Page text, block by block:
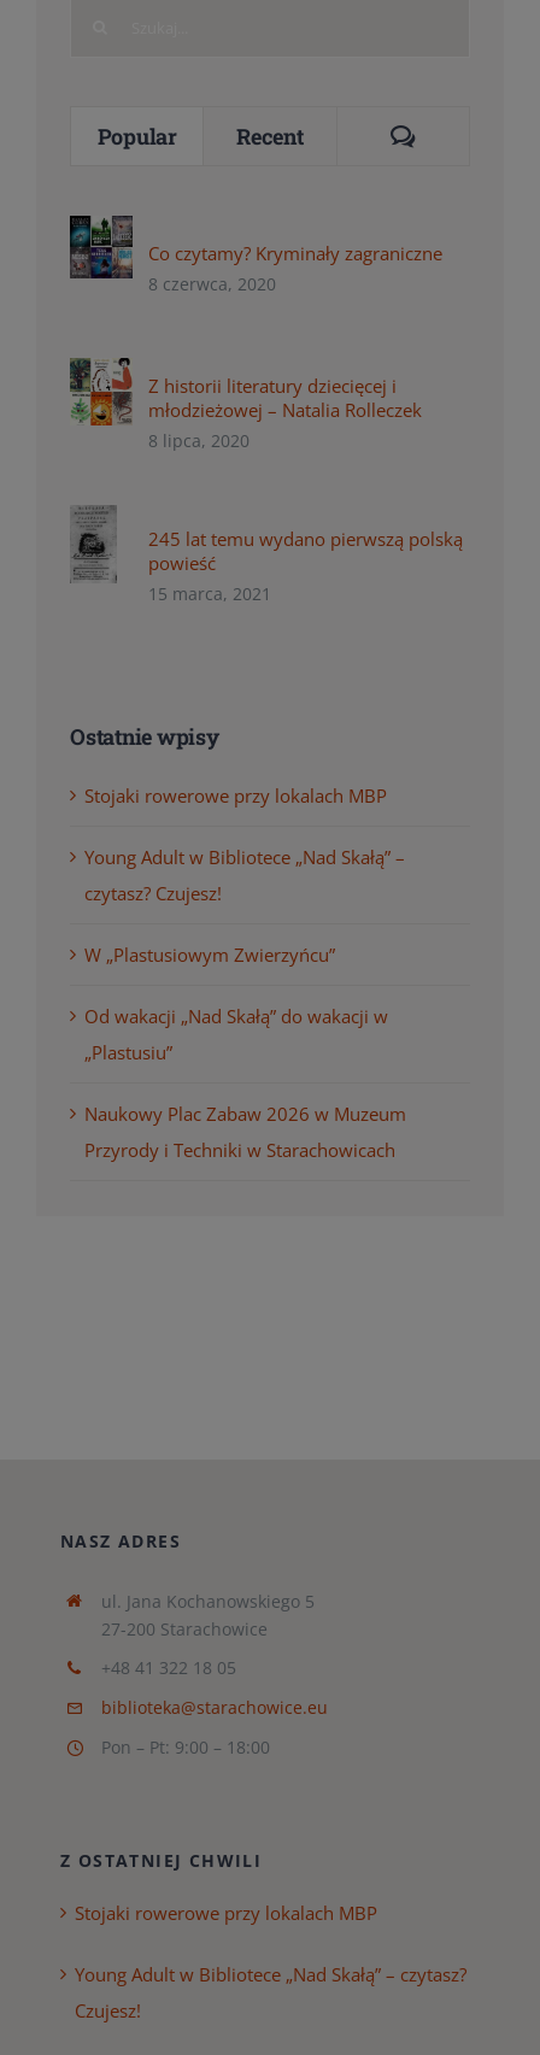
Popular Recent Comments
Co czytamy? Kryminały zagraniczne
8 czerwca, 2020
Z historii literatury dziecięcej i
młodzieżowej – Natalia Rolleczek
8 lipca, 2020
245 lat temu wydano pierwszą polską
powieść
15 marca, 2021
Ostatnie wpisy
Stojaki rowerowe przy lokalach MBP
Young Adult w Bibliotece „Nad Skałą” –
czytasz? Czujesz!
W „Plastusiowym Zwierzyńcu”
Od wakacji „Nad Skałą” do wakacji w
„Plastusiu”
Naukowy Plac Zabaw 2026 w Muzeum
Przyrody i Techniki w Starachowicach
NASZ ADRES
ul. Jana Kochanowskiego 5
27-200 Starachowice
+48 41 322 18 05
biblioteka@starachowice.eu
Pon – Pt: 9:00 – 18:00
Z OSTATNIEJ CHWILI
Stojaki rowerowe przy lokalach MBP
Young Adult w Bibliotece „Nad Skałą” – czytasz?
Czujesz!